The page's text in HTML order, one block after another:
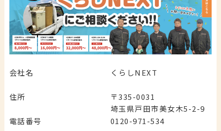
会社名 くらしNEXT
住所
〒335-0031
埼玉県戸田市美女木5-2-9
電話番号
0120-971-534